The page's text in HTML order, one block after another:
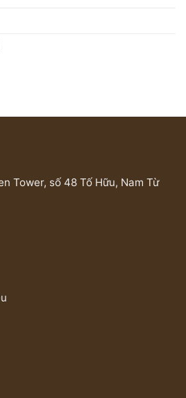
Tower, số 48 Tố Hữu, Nam Từ